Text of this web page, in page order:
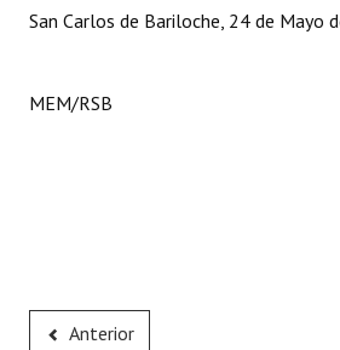
San Carlos de Bariloche, 24 de Mayo
MEM/RSB
Anterior